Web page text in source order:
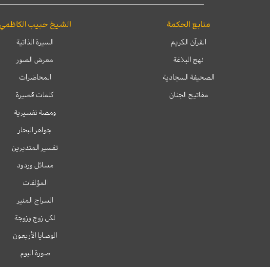
منابع الحكمة
القرآن الكريم
نهج البلاغة
الصحيفة السجادية
مفاتيح الجنان
الشيخ حبيب الكاظمي
السيرة الذاتية
معرض الصور
المحاضرات
كلمات قصيرة
ومضة تفسيرية
جواهر البحار
تفسير المتدبرين
مسائل وردود
المؤلفات
السراج المنير
لكل زوج وزوجة
الوصايا الأربعون
صورة اليوم